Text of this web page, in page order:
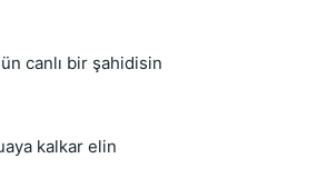
canlı bir şahidisin
kalkar elin